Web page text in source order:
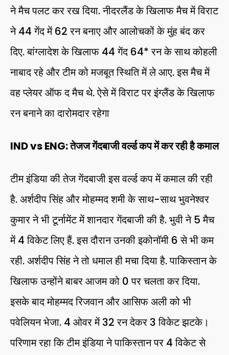
ने मैच पलट कर रख दिया. नीदरलैंड के खिलाफ मैच में विराट
ने 44 गेंद में 62 रन बनाए और आलोचकों के मुंह बंद कर
दिए. बांग्लादेश के खिलाफ 44 गेंद 64* रन के साथ कोहली
नाबाद रहे और टीम को मजबूत स्थिति में ले आए. इस मैच में
वह प्लेयर ऑफ द मैच थे. ऐसे में विराट पर इंग्लैंड के खिलाफ
रन बनाने का दारोमदार रहेगा
IND vs ENG: तेजज गेंदबाजी वर्ल्ड कप में कर रही है कमाल
टीम इंडिया की तेज गेंदबाजी इस वर्ल्ड कप में कमाल की रही
है. अर्शदीप सिंह और मोहम्मद शमी के साथ-साथ भुवनेश्वर
कुमार ने भी टूर्नामेंट में शानदार गेंदबाजी की है. भुवी ने 5 मैच
में 4 विकेट लिए हैं. इस दौरान उनकी इकोनॉमी 6 से भी कम
रही. अर्शदीप सिंह ने तो धमाल ही मचा दिया है. पाकिस्तान के
खिलाफ उन्होंने बाबर आजम को 0 पर चलता कर दिया.
इसके बाद मोहम्मद रिजवान और आसिफ अली को भी
पवेलियन भेजा. 4 ओवर में 32 रन देकर 3 विकेट झटके।
परिणाम रहा कि टीम इंडिया ने पाकिस्तान पर 4 विकेट से